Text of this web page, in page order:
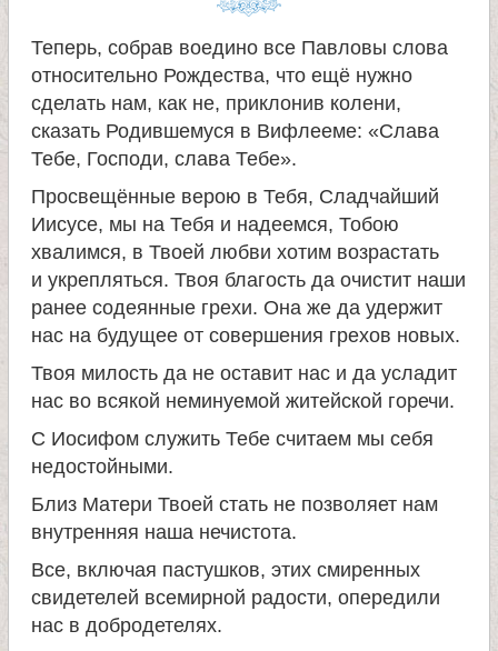
Теперь, собрав воедино все Павловы слова
относительно Рождества, что ещё нужно
сделать нам, как не, приклонив колени,
сказать Родившемуся в Вифлееме: «Слава
Тебе, Господи, слава Тебе».
Просвещённые верою в Тебя, Сладчайший
Иисусе, мы на Тебя и надеемся, Тобою
хвалимся, в Твоей любви хотим возрастать
и укрепляться. Твоя благость да очистит наши
ранее содеянные грехи. Она же да удержит
нас на будущее от совершения грехов новых.
Твоя милость да не оставит нас и да усладит
нас во всякой неминуемой житейской горечи.
С Иосифом служить Тебе считаем мы себя
недостойными.
Близ Матери Твоей стать не позволяет нам
внутренняя наша нечистота.
Все, включая пастушков, этих смиренных
свидетелей всемирной радости, опередили
нас в добродетелях.